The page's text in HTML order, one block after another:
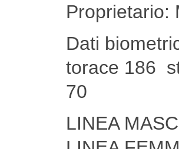
Proprietario:
Dati
torace 186
70
LINEA